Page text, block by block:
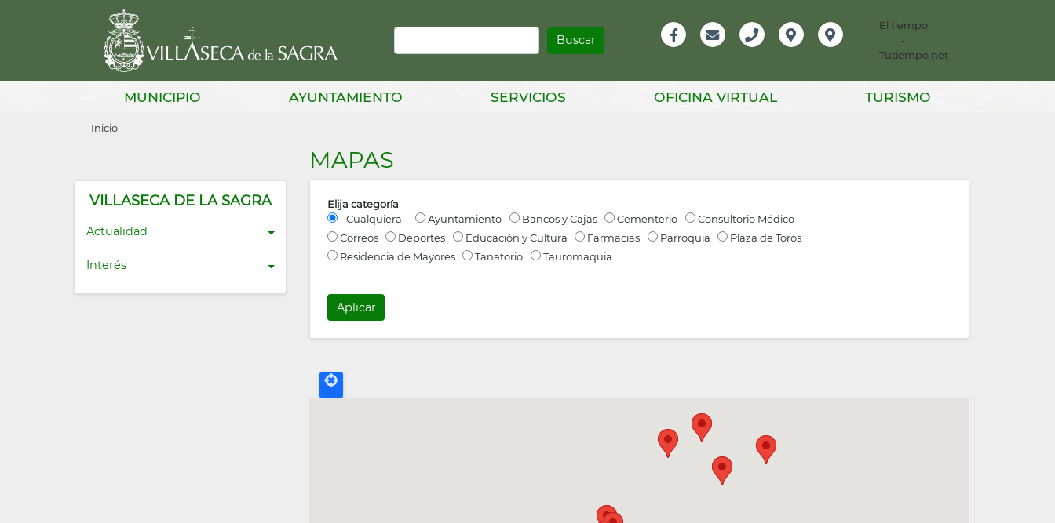
Buscar
Información
El tiempo
-
Tutiempo.net
MUNICIPIO AYUNTAMIENTO SERVICIOS OFICINA VIRTUAL TURISMO
Sobrescribir
de
ayuda
a
la
Inicio
VILLASECA DE LA SAGRA
Actualidad
Interés
MAPAS
Elija categoría
- Cualquiera -
Ayuntamiento Bancos y Cajas Cementerio
Consultorio Médico
Correos
Deportes Educación y Cultura Farmacias Parroquia
Plaza de Toros
Residencia de Mayores
Tanatorio Tauromaquia